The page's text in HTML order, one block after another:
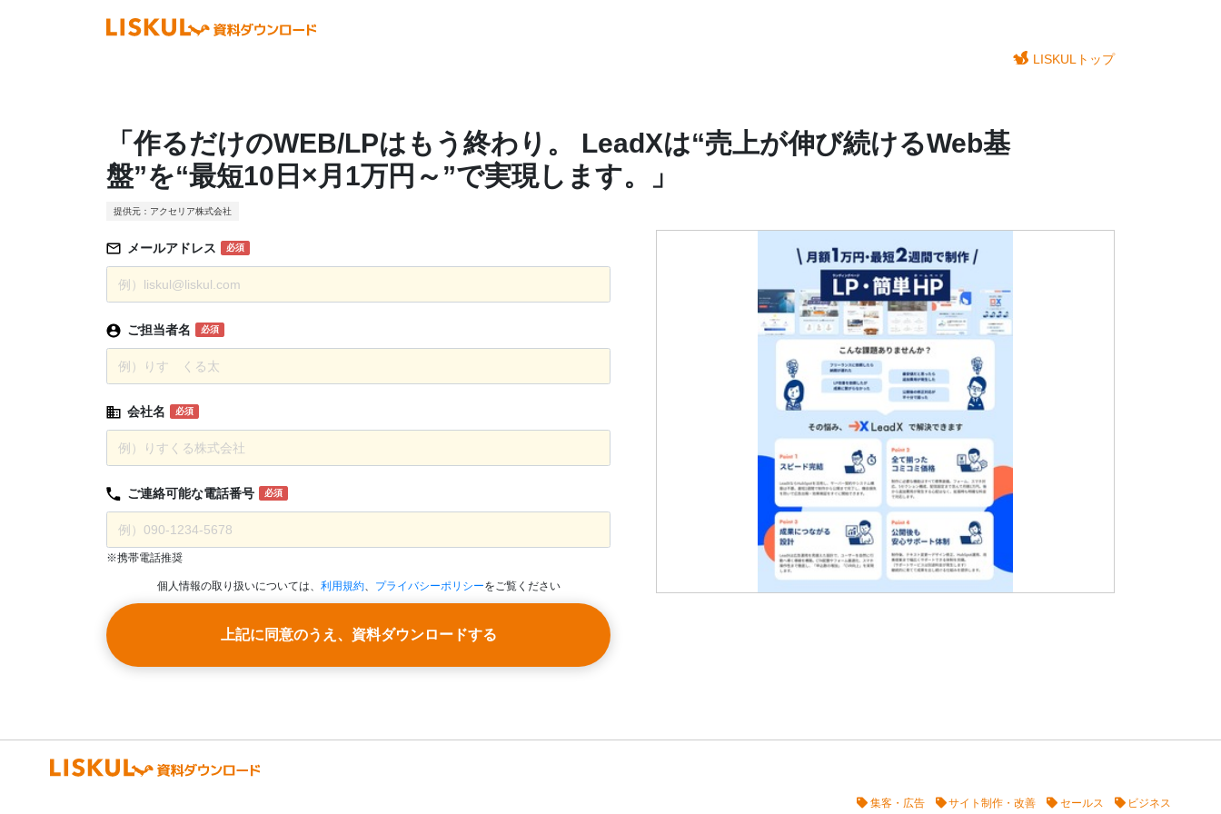
LISKULトップ
「作るだけのWEB/LPはもう終わり。 LeadXは“売上が伸び続けるWeb基
盤”を“最短10日×月1万円～”で実現します。」
提供元：アクセリア株式会社
メールアドレス 必須
ご担当者名 必須
会社名 必須
ご連絡可能な電話番号 必須
※携帯電話推奨
個人情報の取り扱いについては、 利用規約、 プライバシーポリシーをご覧ください
上記に同意のうえ、資料ダウンロードする
集客・広告 サイト制作・改善 セールス ビジネス